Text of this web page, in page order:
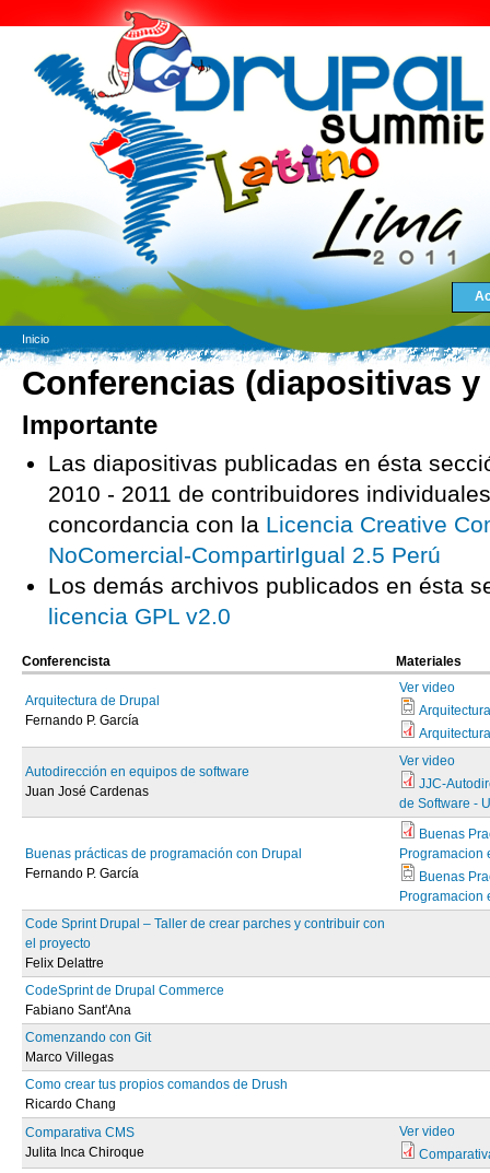
Inicio
Conferencias (diapositivas y
Importante
Las diapositivas publicadas en ésta
2010 - 2011 de contribuidores
concordancia con la Licencia Creative
NoComercial-CompartirIgual 2.5 Perú
Los demás archivos publicados en ésta
licencia GPL v2.0
Conferencista Materiales
Arquitectura de Drupal
Fernando P. García
Ver video
Autodirección en equipos de software
Juan José Cardenas
Ver video
JJC-
de Software -
Buenas prácticas de programación con Drupal
Fernando P. García
Buenas
Programacion
Buenas
Programacion
Code Sprint Drupal – Taller de crear parches y contribuir con
el proyecto
Felix Delattre
CodeSprint de Drupal Commerce
Fabiano Sant'Ana
Comenzando con Git
Marco Villegas
Como crear tus propios comandos de Drush
Ricardo Chang
Comparativa CMS
Julita Inca Chiroque
Ver video